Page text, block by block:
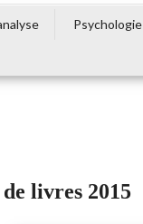
Psychologie
livres 2015